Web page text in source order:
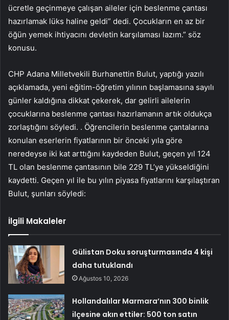
ücretle geçinmeye çalışan aileler için beslenme çantası
hazırlamak lüks haline geldi” dedi. Çocukların en az bir
öğün yemek ihtiyacını devletin karşılaması lazım.” söz
konusu.
CHP Adana Milletvekili Burhanettin Bulut, yaptığı yazılı
açıklamada, yeni eğitim-öğretim yılının başlamasına sayılı
günler kaldığına dikkat çekerek, dar gelirli ailelerin
çocuklarına beslenme çantası hazırlamanın artık oldukça
zorlaştığını söyledi. . Öğrencilerin beslenme çantalarına
konulan eserlerin fiyatlarının bir önceki yıla göre
neredeyse iki kat arttığını kaydeden Bulut, geçen yıl 124
TL olan beslenme çantasının bile 229 TL’ye yükseldiğini
kaydetti. Geçen yıl ile bu yılın piyasa fiyatlarını karşılaştıran
Bulut, şunları söyledi:
İlgili Makaleler
Gülistan Doku soruşturmasında 4 kişi
daha tutuklandı
Ağustos 10, 2026
Hollandalılar Marmara’nın 300 binlik
ilçesine akın ettiler: 500 ton satın